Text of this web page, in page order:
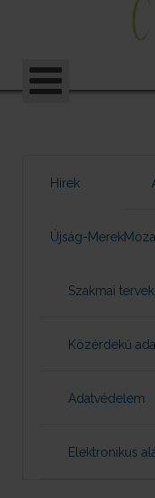
Hírek
Újság-
Szakmai
Közérdekű
Adatvédelem
Elektronikus